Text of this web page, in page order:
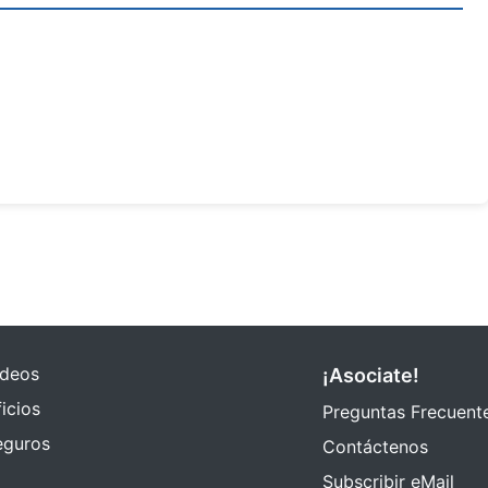
¡Asociate!
Preguntas
Contáctenos
Subscribir eMail